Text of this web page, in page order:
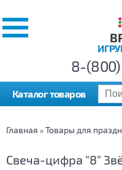
8-
Каталог товаров
Главная » Товары для
Свеча-цифра "8"